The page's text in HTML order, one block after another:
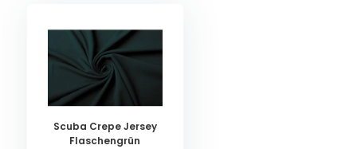
Scuba Crepe Jersey
Flaschengrün